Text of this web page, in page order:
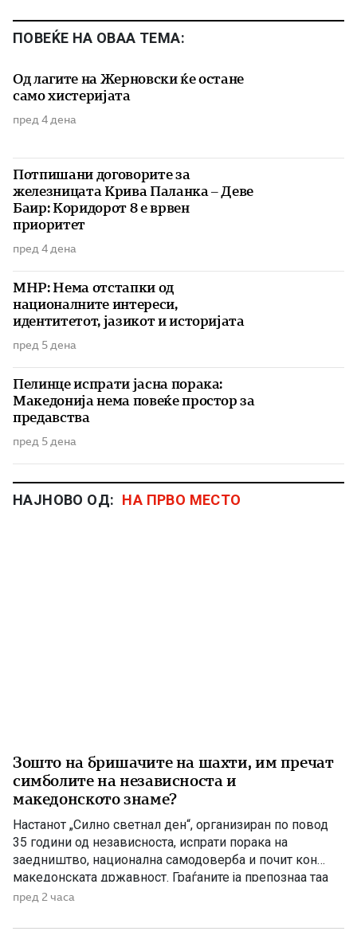
ПОВЕЌЕ НА ОВАА ТЕМА:
Од лагите на Жерновски ќе остане
само хистеријата
пред 4 дена
Потпишани договорите за
железницата Крива Паланка – Деве
Баир: Коридорот 8 е врвен
приоритет
пред 4 дена
МНР: Нема отстапки од
националните интереси,
идентитетот, јазикот и историјата
пред 5 дена
Пелинце испрати јасна порака:
Македонија нема повеќе простор за
предавства
пред 5 дена
НАЈНОВО ОД: НА ПРВО МЕСТО
Зошто на бришачите на шахти, им пречат
симболите на независноста и
македонското знаме?
Настанот „Силно светнал ден“, организиран по повод
35 години од независноста, испрати порака на
заедништво, национална самодоверба и почит кон
македонската државност. Граѓаните ја препознаа таа
порака, додека Венко Филипче и неколкумината околу
истакнува македонската историја и национална
пред 2 часа